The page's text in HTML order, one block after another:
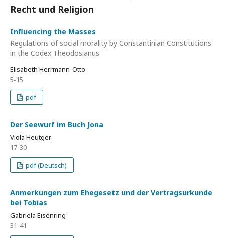
Recht und Religion
Influencing the Masses
Regulations of social morality by Constantinian Constitutions
in the Codex Theodosianus
Elisabeth Herrmann-Otto
5-15
pdf
Der Seewurf im Buch Jona
Viola Heutger
17-30
pdf (Deutsch)
Anmerkungen zum Ehegesetz und der Vertragsurkunde
bei Tobias
Gabriela Eisenring
31-41